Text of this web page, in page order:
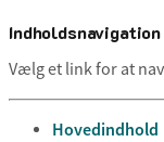
Indholdsnavigation
Vælg et link for at
gå til
Hovedindhold